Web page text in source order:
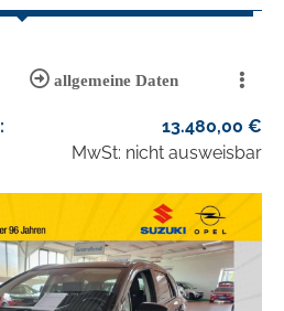
allgemeine Daten
: 13.480,00 €
MwSt: nicht ausweisbar